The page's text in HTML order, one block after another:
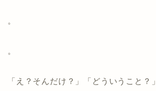
。
。
「え？そんだけ？」「どういうこと？」